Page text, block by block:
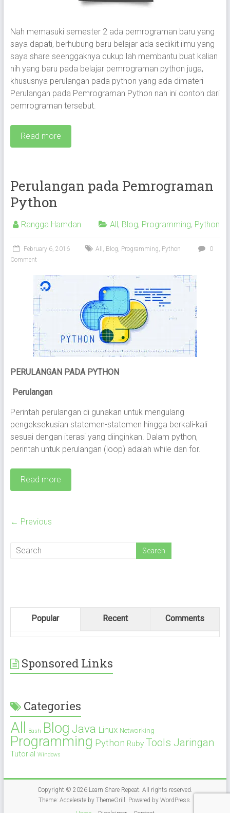
Nah memasuki semester 2 ada pemrograman baru yang
saya dapati, berhubung baru belajar ada sedikit ilmu yang
saya share seenggaknya cukup lah membantu buat kalian
nih yang baru pada belajar pemrograman python juga,
khususnya perulangan pada python yang ada dimateri
Perulangan pada Pemrograman Python nah ini contoh dari
pemrograman tersebut.
Read more
Perulangan pada Pemrograman
Python
Rangga Hamdan All, Blog, Programming, Python
February 6, 2016 All Blog Programming Python
0
Comment
PERULANGAN PADA PYTHON
Perulangan
Perintah perulangan di gunakan untuk mengulang
pengeksekusian statemen-statemen hingga berkali-kali
sesuai dengan iterasi yang diinginkan. Dalam python,
perintah untuk perulangan (loop) adalah while dan for.
Read more
← Previous
Popular Recent Comments
Sponsored Links
Categories
All Bash Blog Java Linux Networking
Programming Python Ruby Tools Jaringan
Tutorial Windows
Copyright © 2026 Learn Share Repeat . All rights reserved.
Theme: Accelerateby ThemeGrill. Powered by WordPress